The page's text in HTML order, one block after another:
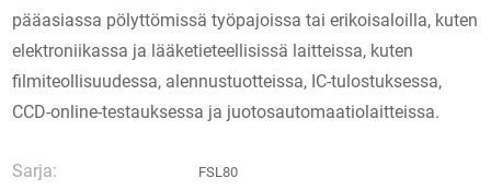
pääasiassa pölyttömissä työpajoissa tai erikoisaloilla, kuten
elektroniikassa ja lääketieteellisissä laitteissa, kuten
filmiteollisuudessa, alennustuotteissa, IC-tulostuksessa,
CCD-online-testauksessa ja juotosautomaatiolaitteissa.
Sarja: FSL80